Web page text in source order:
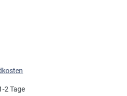
2 Tage